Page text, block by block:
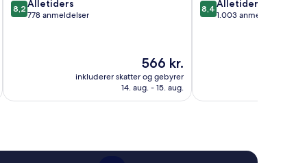
Solln
8.2
ud
8,2 Alletiders
778 anmeldelser
Prisen
er
566 kr.
566 kr.
inkluderer skatter og gebyrer
14. aug. - 15. aug.
8.4
ud
8,4 Alletiders
1.003 anmeldelser